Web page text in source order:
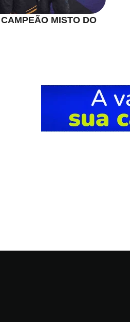
MISTO DO